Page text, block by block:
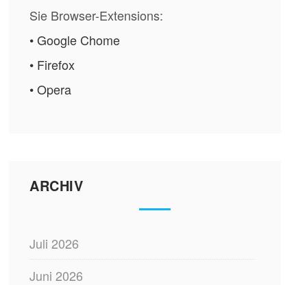
Sie Browser-Extensions:
• Google Chome
• Firefox
• Opera
ARCHIV
Juli 2026
Juni 2026